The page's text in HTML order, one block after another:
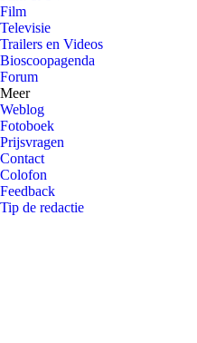
Film
Televisie
Trailers en Videos
Bioscoopagenda
Forum
Meer
Weblog
Fotoboek
Prijsvragen
Contact
Colofon
Feedback
Tip de redactie